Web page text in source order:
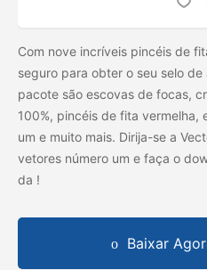
Com nove incríveis pincéis de
seguro para obter o seu selo
pacote são escovas de focas,
100%, pincéis de fita vermelha,
um e muito mais. Dirija-se a
vetores número um e faça o
da !
Baixar